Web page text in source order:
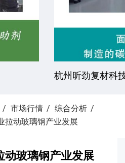
市场行情
综合分析
拉动玻璃钢产业发展
动玻璃钢产业发展